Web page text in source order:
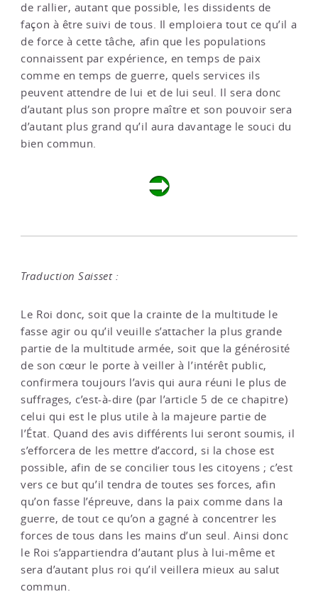
de rallier, autant que possible, les dissidents de
façon à être suivi de tous. Il emploiera tout ce qu’il a
de force à cette tâche, afin que les populations
connaissent par expérience, en temps de paix
comme en temps de guerre, quels services ils
peuvent attendre de lui et de lui seul. Il sera donc
d’autant plus son propre maître et son pouvoir sera
d’autant plus grand qu’il aura davantage le souci du
bien commun.
Traduction Saisset :
Le Roi donc, soit que la crainte de la multitude le
fasse agir ou qu’il veuille s’attacher la plus grande
partie de la multitude armée, soit que la générosité
de son cœur le porte à veiller à l’intérêt public,
confirmera toujours l’avis qui aura réuni le plus de
suffrages, c’est-à-dire (par l’article 5 de ce chapitre)
celui qui est le plus utile à la majeure partie de
l’État. Quand des avis différents lui seront soumis, il
s’efforcera de les mettre d’accord, si la chose est
possible, afin de se concilier tous les citoyens ; c’est
vers ce but qu’il tendra de toutes ses forces, afin
qu’on fasse l’épreuve, dans la paix comme dans la
guerre, de tout ce qu’on a gagné à concentrer les
forces de tous dans les mains d’un seul. Ainsi donc
le Roi s’appartiendra d’autant plus à lui-même et
sera d’autant plus roi qu’il veillera mieux au salut
commun.